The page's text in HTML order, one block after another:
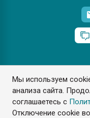
Мы используем
анализа сайта.
соглашаетесь с
Отключение cookie
Разрешается